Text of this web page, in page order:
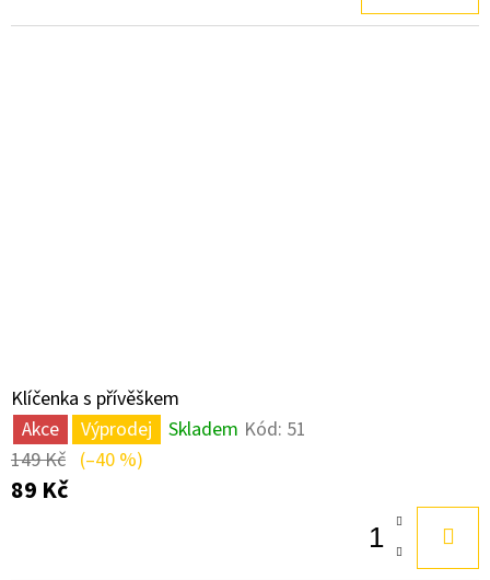
Klíčenka s přívěškem
Akce
Výprodej Skladem Kód: 51
149 Kč (–40 %)
89 Kč